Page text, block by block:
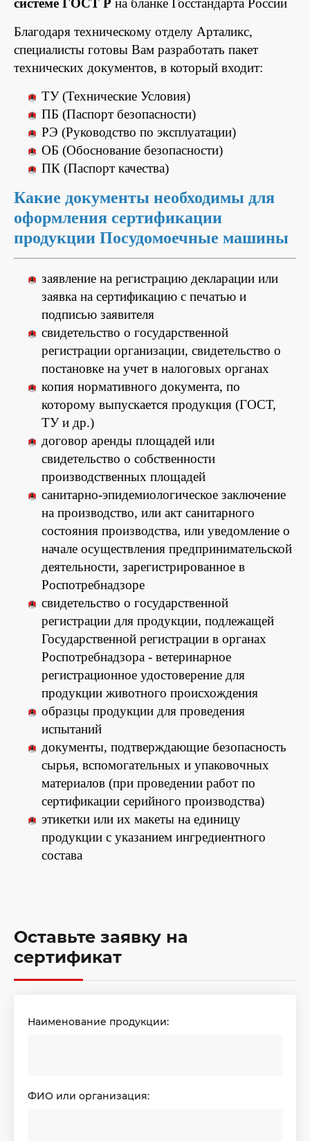
системе ГОСТ Р на бланке Госстандарта России
Благодаря техническому отделу Арталикс,
специалисты готовы Вам разработать пакет
технических документов, в который входит:
ТУ (Технические Условия)
ПБ (Паспорт безопасности)
РЭ (Руководство по эксплуатации)
ОБ (Обоснование безопасности)
ПК (Паспорт качества)
Какие документы необходимы для
оформления сертификации
продукции Посудомоечные машины
заявление на регистрацию декларации или
заявка на сертификацию с печатью и
подписью заявителя
свидетельство о государственной
регистрации организации, свидетельство о
постановке на учет в налоговых органах
копия нормативного документа, по
которому выпускается продукция (ГОСТ,
ТУ и др.)
договор аренды площадей или
свидетельство о собственности
производственных площадей
санитарно-эпидемиологическое заключение
на производство, или акт санитарного
состояния производства, или уведомление о
начале осуществления предпринимательской
деятельности, зарегистрированное в
Роспотребнадзоре
свидетельство о государственной
регистрации для продукции, подлежащей
Государственной регистрации в органах
Роспотребнадзора - ветеринарное
регистрационное удостоверение для
продукции животного происхождения
образцы продукции для проведения
испытаний
документы, подтверждающие безопасность
сырья, вспомогательных и упаковочных
материалов (при проведении работ по
сертификации серийного производства)
этикетки или их макеты на единицу
продукции с указанием ингредиентного
состава
Оставьте заявку на
сертификат
Наименование продукции:
ФИО или организация: